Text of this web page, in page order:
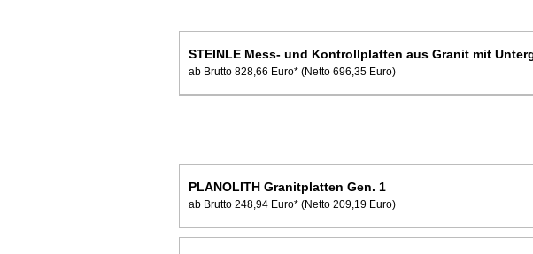
STEINLE Mess- und Kontrollplatten aus Granit mit
ab Brutto 828,66 Euro* (Netto 696,35 Euro)
PLANOLITH Granitplatten Gen. 1
ab Brutto 248,94 Euro* (Netto 209,19 Euro)